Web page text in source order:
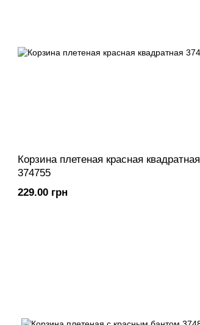
Корзина плетеная красная квадратная
374755
229.00 грн